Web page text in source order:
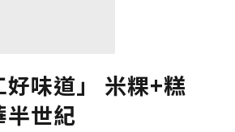
好味道」 米粿+糕
半世紀